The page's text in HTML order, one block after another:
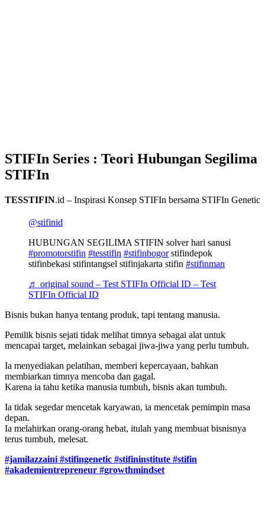
STIFIn Series : Teori Hubungan Segilima
STIFIn
TESSTIFIN.id – Inspirasi Konsep STIFIn bersama STIFIn Genetic
@stifinid
HUBUNGAN SEGILIMA STIFIN solver hari sanusi
#promotorstifin #tesstifin #stifinbogorstifindepok
stifinbekasi stifintangsel stifinjakarta stifin #stifinman
♬ original sound – Test STIFIn Official ID – Test
STIFIn Official ID
Bisnis bukan hanya tentang produk, tapi tentang manusia.
Pemilik bisnis sejati tidak melihat timnya sebagai alat untuk
mencapai target, melainkan sebagai jiwa-jiwa yang perlu tumbuh.
Ia menyediakan pelatihan, memberi kepercayaan, bahkan
membiarkan timnya mencoba dan gagal.
Karena ia tahu ketika manusia tumbuh, bisnis akan tumbuh.
Ia tidak segedar mencetak karyawan, ia mencetak pemimpin masa
depan.
Ia melahirkan orang-orang hebat, itulah yang membuat bisnisnya
terus tumbuh, melesat.
#jamilazzaini #stifingenetic #stifininstitute #stifin
#akademientrepreneur #growthmindset